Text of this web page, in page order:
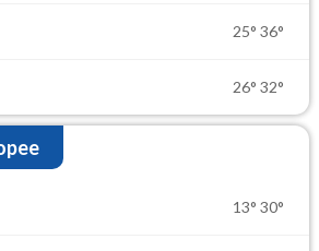
25° 36°
26° 32°
13° 30°